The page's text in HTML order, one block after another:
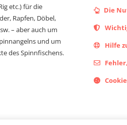
etc.) für die
Rapfen, Döbel,
– aber auch um
und um
des Spinnfischens.
Die
Hilfe